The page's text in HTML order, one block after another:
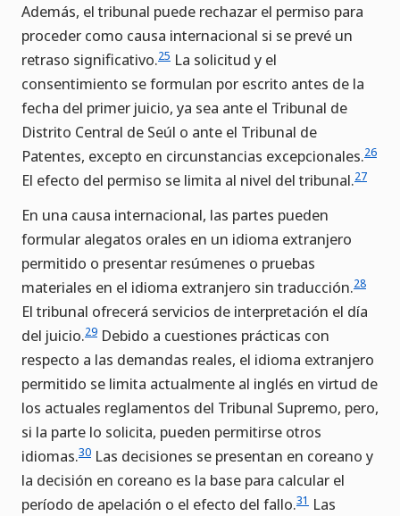
Además, el tribunal puede rechazar el permiso para
proceder como causa internacional si se prevé un
retraso significativo.25 La solicitud y el
consentimiento se formulan por escrito antes de la
fecha del primer juicio, ya sea ante el Tribunal de
Distrito Central de Seúl o ante el Tribunal de
Patentes, excepto en circunstancias excepcionales.26
El efecto del permiso se limita al nivel del tribunal.27
En una causa internacional, las partes pueden
formular alegatos orales en un idioma extranjero
permitido o presentar resúmenes o pruebas
materiales en el idioma extranjero sin traducción.28
El tribunal ofrecerá servicios de interpretación el día
del juicio.29 Debido a cuestiones prácticas con
respecto a las demandas reales, el idioma extranjero
permitido se limita actualmente al inglés en virtud de
los actuales reglamentos del Tribunal Supremo, pero,
si la parte lo solicita, pueden permitirse otros
idiomas.30 Las decisiones se presentan en coreano y
la decisión en coreano es la base para calcular el
período de apelación o el efecto del fallo.31 Las